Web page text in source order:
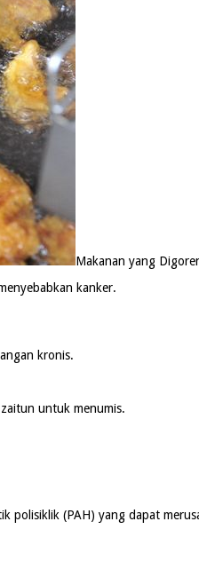
Makanan yang
kanker.
kronis.
untuk menumis.
polisiklik (PAH) yang dapat